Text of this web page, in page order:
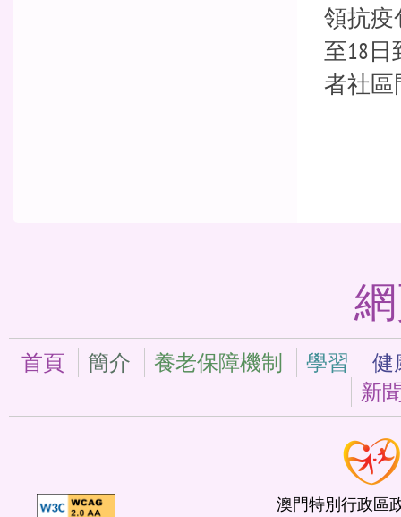
領抗疫
至18
者社區
首頁 簡介 養老保障機制 學習
健
新
澳門特別行政區